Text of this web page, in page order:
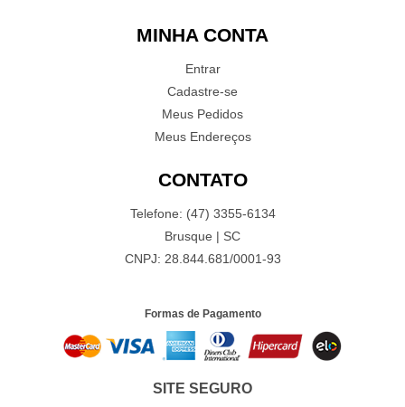
MINHA CONTA
Entrar
Cadastre-se
Meus Pedidos
Meus Endereços
CONTATO
Telefone: (47) 3355-6134
Brusque | SC
CNPJ: 28.844.681/0001-93
Formas de Pagamento
SITE SEGURO